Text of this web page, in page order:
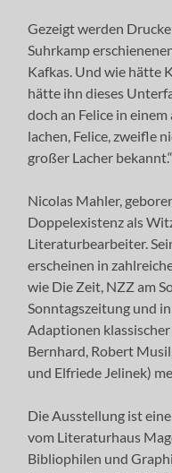
Gezeigt werden
Suhrkamp
Kafkas. Und wie hätte
hätte ihn dieses
doch an Felice in
lachen, Felice, zweifle
großer Lacher bekannt.“
Nicolas Mahler,
Doppelexistenz als
Literaturbearbeiter.
erscheinen in
wie Die Zeit, NZZ am
Sonntagszeitung und
Adaptionen
Bernhard, Robert
und Elfriede Jelinek)
Die Ausstellung ist
vom Literaturhaus
Bibliophilen und